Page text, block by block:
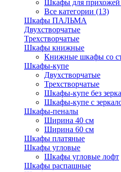
Шкафы для
Все категории (13)
Шкафы ПАЛЬМА
Двухстворчатые
Трехстворчатые
Шкафы книжные
Книжные шкафы со
Шкафы-купе
Двухстворчатые
Трехстворчатые
Шкафы-купе без
Шкафы-купе с
Шкафы-пеналы
Ширина 40 см
Ширина 60 см
Шкафы платяные
Шкафы угловые
Шкафы угловые лофт
Шкафы распашные